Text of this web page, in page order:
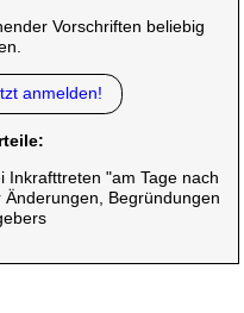
Vorschriften beliebig
anmelden!
Inkrafttreten "am Tage nach
Begründungen